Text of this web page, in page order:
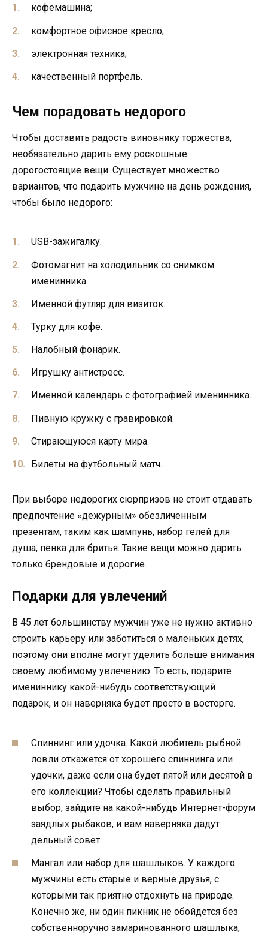
кофемашина;
комфортное офисное кресло;
электронная техника;
качественный портфель.
Чем порадовать недорого
Чтобы доставить радость виновнику торжества,
необязательно дарить ему роскошные
дорогостоящие вещи. Существует множество
вариантов, что подарить мужчине на день рождения,
чтобы было недорого:
USB-зажигалку.
Фотомагнит на холодильник со снимком
именинника.
Именной футляр для визиток.
Турку для кофе.
Налобный фонарик.
Игрушку антистресс.
Именной календарь с фотографией именинника.
Пивную кружку с гравировкой.
Стирающуюся карту мира.
Билеты на футбольный матч.
При выборе недорогих сюрпризов не стоит отдавать
предпочтение «дежурным» обезличенным
презентам, таким как шампунь, набор гелей для
душа, пенка для бритья. Такие вещи можно дарить
только брендовые и дорогие.
Подарки для увлечений
В 45 лет большинству мужчин уже не нужно активно
строить карьеру или заботиться о маленьких детях,
поэтому они вполне могут уделить больше внимания
своему любимому увлечению. То есть, подарите
имениннику какой-нибудь соответствующий
подарок, и он наверняка будет просто в восторге.
Спиннинг или удочка. Какой любитель рыбной
ловли откажется от хорошего спиннинга или
удочки, даже если она будет пятой или десятой в
его коллекции? Чтобы сделать правильный
выбор, зайдите на какой-нибудь Интернет-форум
заядлых рыбаков, и вам наверняка дадут
дельный совет.
Мангал или набор для шашлыков. У каждого
мужчины есть старые и верные друзья, с
которыми так приятно отдохнуть на природе.
Конечно же, ни один пикник не обойдется без
собственноручно замаринованного шашлыка,